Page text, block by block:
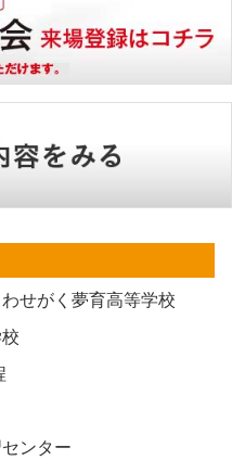
せがく夢育高等学校
ンター